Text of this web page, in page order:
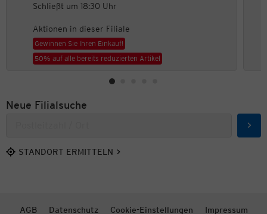
Schließt um 18:30 Uhr
Aktionen in dieser Filiale
Gewinnen Sie Ihren Einkauf!
50% auf alle bereits reduzierten Artikel
Neue Filialsuche
STANDORT ERMITTELN
AGB Datenschutz Cookie-Einstellungen Impressum